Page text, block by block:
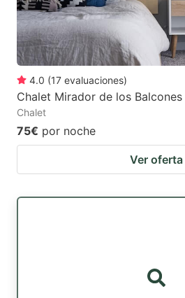
4.0 (17 evaluaciones)
Chalet Mirador de los Balcones
Chalet
75€ por noche
Ver oferta